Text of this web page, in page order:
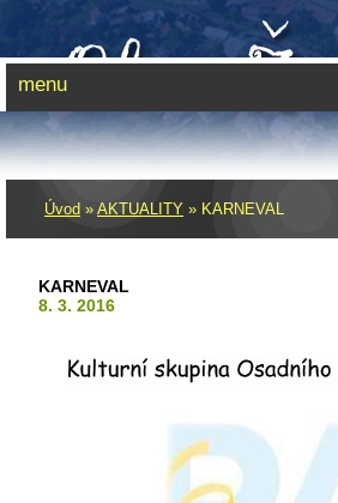
Úvod » AKTUALITY » KARNEVAL
KARNEVAL
8. 3. 2016
menu